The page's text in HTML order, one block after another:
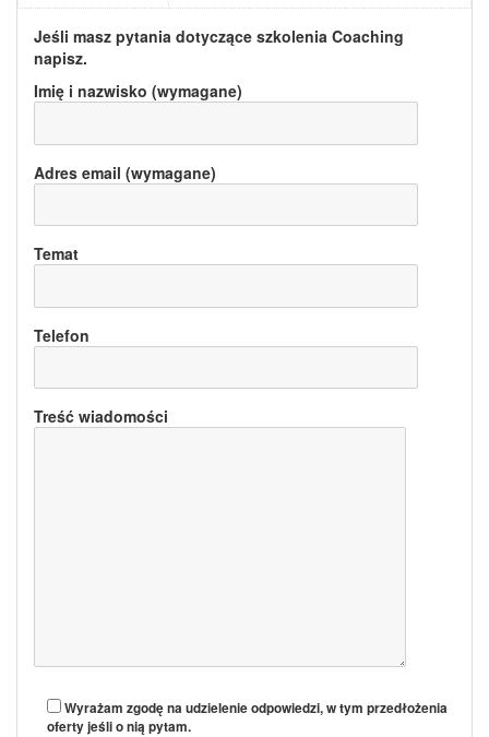
Jeśli masz pytania dotyczące szkolenia Coaching
napisz.
Imię i nazwisko (wymagane)
Adres email (wymagane)
Temat
Telefon
Treść wiadomości
Wyrażam zgodę na udzielenie odpowiedzi, w tym przedłożenia
oferty jeśli o nią pytam.